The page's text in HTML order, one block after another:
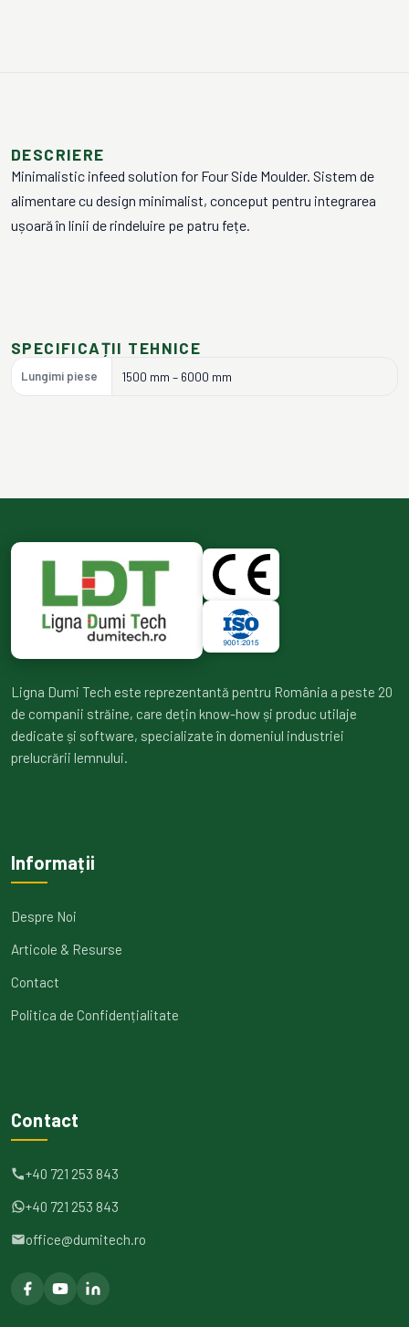
DESCRIERE
Minimalistic infeed solution for Four Side Moulder. Sistem de
alimentare cu design minimalist, conceput pentru integrarea
ușoară în linii de rindeluire pe patru fețe.
SPECIFICAȚII TEHNICE
Lungimi piese 1500 mm – 6000 mm
Ligna Dumi Tech este reprezentantă pentru România a peste 20
de companii străine, care dețin know-how și produc utilaje
dedicate și software, specializate în domeniul industriei
prelucrării lemnului.
Informații
Despre Noi
Articole & Resurse
Contact
Politica de Confidențialitate
Contact
+40 721 253 843
+40 721 253 843
office@dumitech.ro